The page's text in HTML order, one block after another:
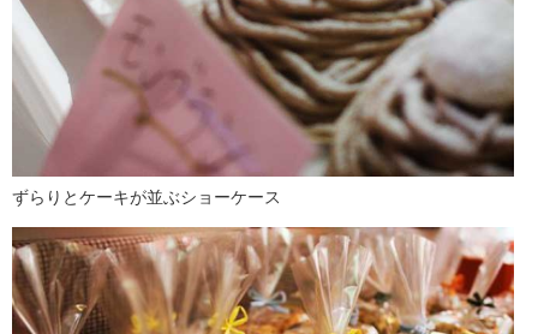
ずらりとケーキが並ぶショーケース